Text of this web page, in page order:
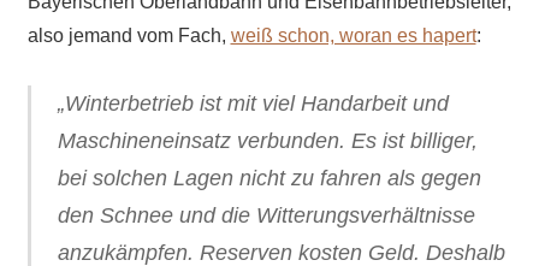
also jemand vom Fach, weiß schon, woran es hapert:
„Winterbetrieb ist mit viel Handarbeit und
Maschineneinsatz verbunden. Es ist billiger,
bei solchen Lagen nicht zu fahren als gegen
den Schnee und die Witterungsverhältnisse
anzukämpfen. Reserven kosten Geld. Deshalb